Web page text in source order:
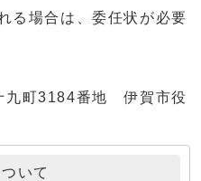
る場合は、委任状が必要
町3184番地 伊賀市役
いて